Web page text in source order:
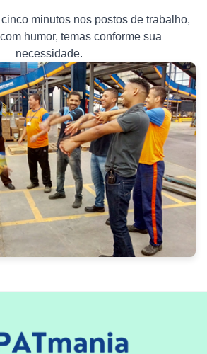
minutos nos postos de trabalho,
humor, temas conforme sua
necessidade.